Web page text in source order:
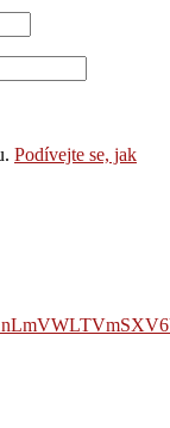
Podívejte se, jak